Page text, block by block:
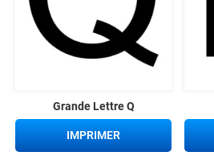
Grande Lettre Q
IMPRIMER